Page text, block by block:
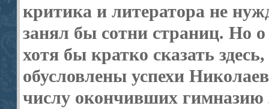
критика и литератора не
занял бы сотни страниц. Но о
хотя бы кратко сказать
обусловлены успехи
числу окончивших гим­назию